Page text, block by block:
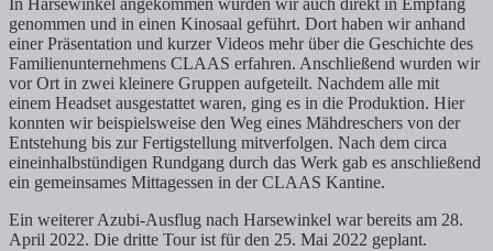
In Harsewinkel angekommen wurden wir auch direkt in Empfang
genommen und in einen Kinosaal geführt. Dort haben wir anhand
einer Präsentation und kurzer Videos mehr über die Geschichte des
Familienunternehmens CLAAS erfahren. Anschließend wurden wir
vor Ort in zwei kleinere Gruppen aufgeteilt. Nachdem alle mit
einem Headset ausgestattet waren, ging es in die Produktion. Hier
konnten wir beispielsweise den Weg eines Mähdreschers von der
Entstehung bis zur Fertigstellung mitverfolgen. Nach dem circa
eineinhalbstündigen Rundgang durch das Werk gab es anschließend
ein gemeinsames Mittagessen in der CLAAS Kantine.
Ein weiterer Azubi-Ausflug nach Harsewinkel war bereits am 28.
April 2022. Die dritte Tour ist für den 25. Mai 2022 geplant.